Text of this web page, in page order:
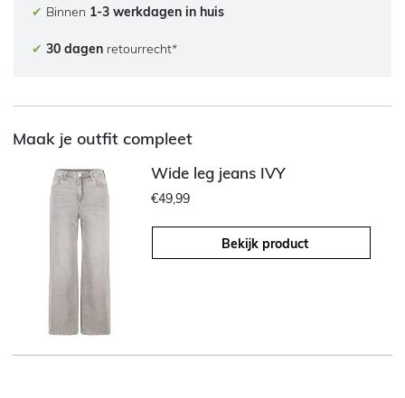
✔ Binnen 1-3 werkdagen in huis
✔ 30 dagen retourrecht*
Maak je outfit compleet
Wide leg jeans IVY
€49,99
Bekijk product